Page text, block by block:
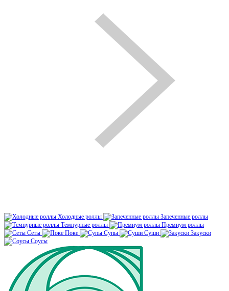
Холодные роллы
Запеченные роллы
Темпурные роллы
Премиум роллы
Сеты
Поке Супы Суши
Закуски
Соусы